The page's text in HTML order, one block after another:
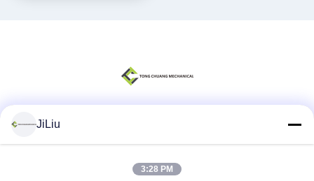
JiLiu
3:28 PM